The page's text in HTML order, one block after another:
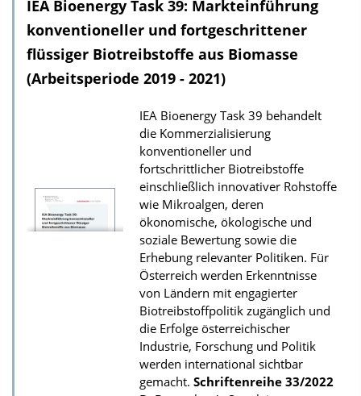
n
n
l
o
a
s
z
u
r
P
u
b
l
i
k
a
t
i
IEA Bioenergy Task 39: Markteinführung
konventioneller und fortgeschrittener
flüssiger Biotreibstoffe aus Biomasse
(Arbeitsperiode 2019 - 2021)
IEA Bioenergy Task 39 behandelt
die Kommerzialisierung
konventioneller und
fortschrittlicher Biotreibstoffe
einschließlich innovativer Rohstoffe
wie Mikroalgen, deren
ökonomische, ökologische und
soziale Bewertung sowie die
Erhebung relevanter Politiken. Für
Österreich werden Erkenntnisse
von Ländern mit engagierter
Biotreibstoffpolitik zugänglich und
die Erfolge österreichischer
Industrie, Forschung und Politik
werden international sichtbar
gemacht. Schriftenreihe 33/2022